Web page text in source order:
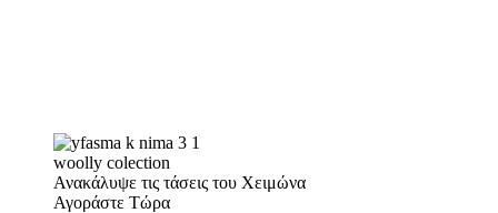
woolly colection
Ανακάλυψε τις τάσεις του Χειμώνα
Αγοράστε Τώρα